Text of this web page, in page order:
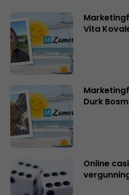
Vita
Durk
Online